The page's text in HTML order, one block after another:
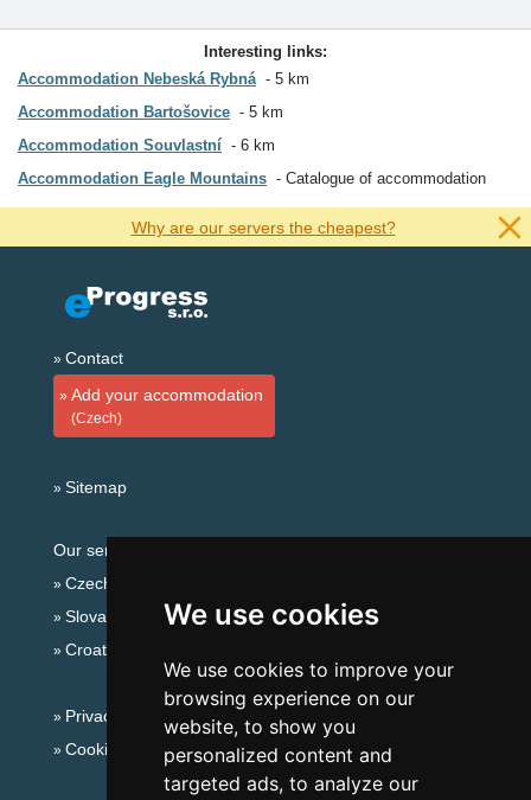
We use cookies
We use cookies to improve your
browsing experience on our
website, to show you
personalized content and
targeted ads, to analyze our
Interesting links:
Accommodation Nebeská Rybná
5 km
Accommodation Bartošovice
5 km
Accommodation Souvlastní
6 km
Accommodation Eagle Mountains
Catalogue of accommodation
Why are our servers the cheapest?
Contact
Add your accommodation
(Czech)
Sitemap
Our servers:
Czech mountains
Slovakian mountains
Croatian Adriatic
Privacy policy
Cookies